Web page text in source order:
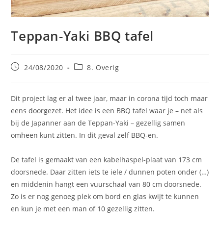
Teppan-Yaki BBQ tafel
Bericht24/08/2020 Berichtcategorie:
8. Overig
Dit project lag er al twee jaar, maar in corona tijd toch maar
eens doorgezet. Het idee is een BBQ tafel waar je – net als
bij de Japanner aan de Teppan-Yaki – gezellig samen
omheen kunt zitten. In dit geval zelf BBQ-en.
De tafel is gemaakt van een kabelhaspel-plaat van 173 cm
doorsnede. Daar zitten iets te iele / dunnen poten onder (…)
en middenin hangt een vuurschaal van 80 cm doorsnede.
Zo is er nog genoeg plek om bord en glas kwijt te kunnen
en kun je met een man of 10 gezellig zitten.